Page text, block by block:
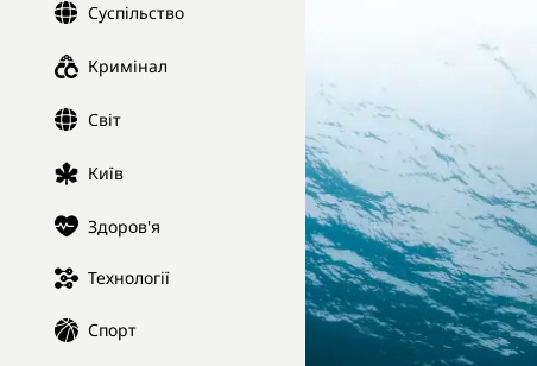
Суспільство
Кримінал
Світ
Київ
Здоров'я
Технології
Спорт